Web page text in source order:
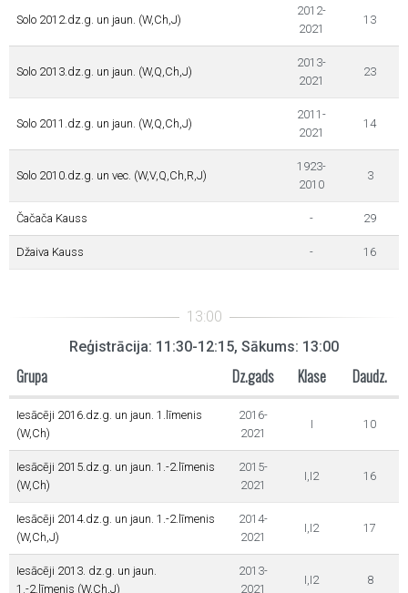
Solo 2012.dz.g. un jaun. (W,Ch,J)
2012-
2021
13
Solo 2013.dz.g. un jaun. (W,Q,Ch,J)
2013-
2021
23
Solo 2011.dz.g. un jaun. (W,Q,Ch,J)
2011-
2021
14
Solo 2010.dz.g. un vec. (W,V,Q,Ch,R,J)
1923-
2010
3
Čačača Kauss - 29
Džaiva Kauss - 16
Reģistrācija: 11:30-12:15, Sākums: 13:00
Grupa Dz.gads Klase Daudz.
Iesācēji 2016.dz.g. un jaun. 1.līmenis
(W,Ch)
2016-
2021
I 10
Iesācēji 2015.dz.g. un jaun. 1.-2.līmenis
(W,Ch)
2015-
2021
I,I2 16
Iesācēji 2014.dz.g. un jaun. 1.-2.līmenis
(W,Ch,J)
2014-
2021
I,I2 17
Iesācēji 2013. dz.g. un jaun.
1.-2.līmenis (W,Ch,J)
2013-
2021
I,I2 8